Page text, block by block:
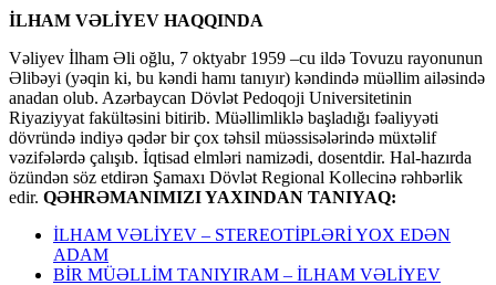
İLHAM VƏLİYEV HAQQINDA
Vəliyev İlham Əli oğlu, 7 oktyabr 1959 –cu ildə Tovuzu rayonunun
Əlibəyi (yəqin ki, bu kəndi hamı tanıyır) kəndində müəllim ailəsində
anadan olub. Azərbaycan Dövlət Pedoqoji Universitetinin
Riyaziyyat fakültəsini bitirib. Müəllimliklə başladığı fəaliyyəti
dövründə indiyə qədər bir çox təhsil müəssisələrində müxtəlif
vəzifələrdə çalışıb. İqtisad elmləri namizədi, dosentdir. Hal-hazırda
özündən söz etdirən Şamaxı Dövlət Regional Kollecinə rəhbərlik
edir. QƏHRƏMANIMIZI YAXINDAN TANIYAQ:
İLHAM VƏLİYEV – STEREOTİPLƏRİ YOX EDƏN
ADAM
BİR MÜƏLLİM TANIYIRAM – İLHAM VƏLİYEV